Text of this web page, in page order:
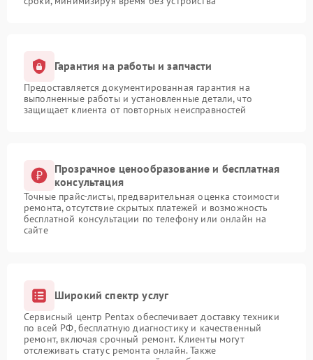
Гарантия на работы и запчасти
Предоставляется документированная гарантия на
выполненные работы и установленные детали, что
защищает клиента от повторных неисправностей
Прозрачное ценообразование и бесплатная
консультация
Точные прайс-листы, предварительная оценка стоимости
ремонта, отсутствие скрытых платежей и возможность
бесплатной консультации по телефону или онлайн на
сайте
Широкий спектр услуг
Сервисный центр Pentax обеспечивает доставку техники
по всей РФ, бесплатную диагностику и качественный
ремонт, включая срочный ремонт. Клиенты могут
отслеживать статус ремонта онлайн. Также